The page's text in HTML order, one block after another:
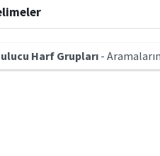
Harf Grupları-